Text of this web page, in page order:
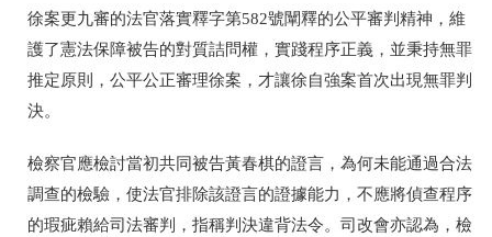
徐案更九審的法官落實釋字第582號闡釋的公平審判精神，維
護了憲法保障被告的對質詰問權，實踐程序正義，並秉持無罪
推定原則，公平公正審理徐案，才讓徐自強案首次出現無罪判
決。
檢察官應檢討當初共同被告黃春棋的證言，為何未能通過合法
調查的檢驗，使法官排除該證言的證據能力，不應將偵查程序
的瑕疵賴給司法審判，指稱判決違背法令。司改會亦認為， 檢